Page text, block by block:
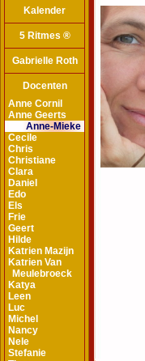
Kalender
5 Ritmes ®
Gabrielle Roth
Docenten
Anne Cornil
Anne Geerts
Anne-Mieke
Cecile
Chris
Christiane
Clara
Daniel
Edo
Els
Frie
Geert
Hilde
Katrien Mazijn
Katrien Van
Meulebroeck
Katya
Leen
Luc
Michel
Nancy
Nele
Stefanie